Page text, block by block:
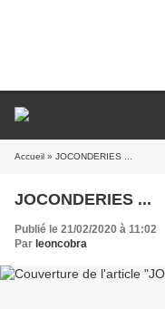
Accueil » JOCONDERIES ...
JOCONDERIES ...
Publié le 21/02/2020 à 11:02
Par leoncobra